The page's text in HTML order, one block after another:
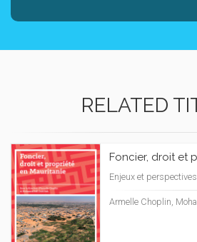
RELATED
Foncier, droit et
Enjeux et
Armelle Choplin,